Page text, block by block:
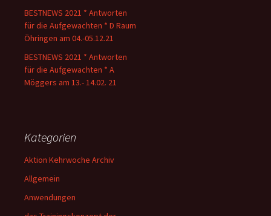
BESTNEWS 2021 * Antworten
für die Aufgewachten * D Raum
Öhringen am 04.-05.12.21
BESTNEWS 2021 * Antworten
für die Aufgewachten * A
Möggers am 13.- 14.02. 21
Kategorien
Aktion Kehrwoche Archiv
Allgemein
Anwendungen